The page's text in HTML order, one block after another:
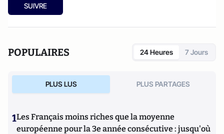
SUIVRE
POPULAIRES 24 Heures 7 Jours
PLUS LUS PLUS PARTAGES
1Les Français moins riches que la moyenne
européenne pour la 3e année consécutive : jusqu'où